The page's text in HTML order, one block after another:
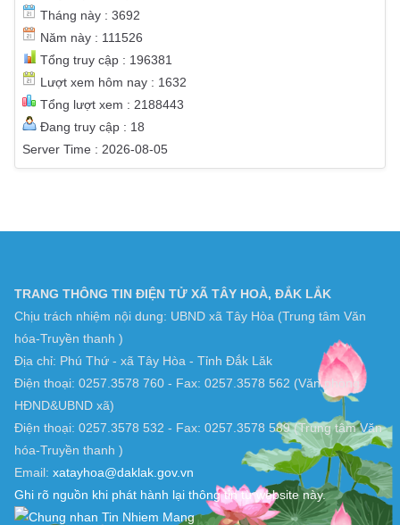
Truy cập hôm nay : 1092
Truy cập hôm qua : 639
Tháng này : 3692
Năm này : 111526
Tổng truy cập : 196381
TRANG THÔNG TIN ĐIỆN TỬ XÃ TÂY HOÀ, ĐẮK LẮK
Chịu trách nhiệm nội dung: UBND xã Tây Hòa (Trung tâm Văn
hóa-Truyền thanh )
Địa chỉ: Phú Thứ - xã Tây Hòa - Tỉnh Đắk Lăk
Điện thoại: 0257.3578 760 - Fax: 0257.3578 562 (Văn phòng
HĐND&UBND xã)
Điện thoại: 0257.3578 532 - Fax: 0257.3578 589 (Trung tâm Văn